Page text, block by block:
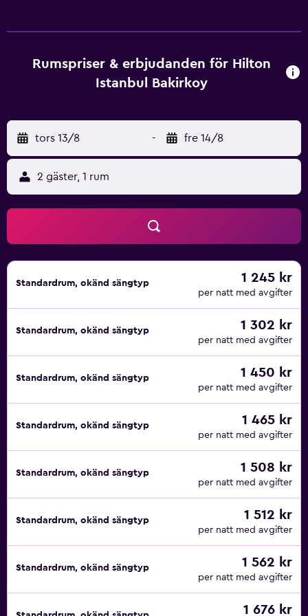
Rumspriser & erbjudanden för Hilton
Istanbul Bakirkoy
tors 13/8 - fre 14/8
2 gäster, 1 rum
Standardrum, okänd sängtyp 1 245 kr
per natt med avgifter
Standardrum, okänd sängtyp 1 302 kr
per natt med avgifter
Standardrum, okänd sängtyp 1 450 kr
per natt med avgifter
Standardrum, okänd sängtyp 1 465 kr
per natt med avgifter
Standardrum, okänd sängtyp 1 508 kr
per natt med avgifter
Standardrum, okänd sängtyp 1 512 kr
per natt med avgifter
Standardrum, okänd sängtyp 1 562 kr
per natt med avgifter
1 676 kr